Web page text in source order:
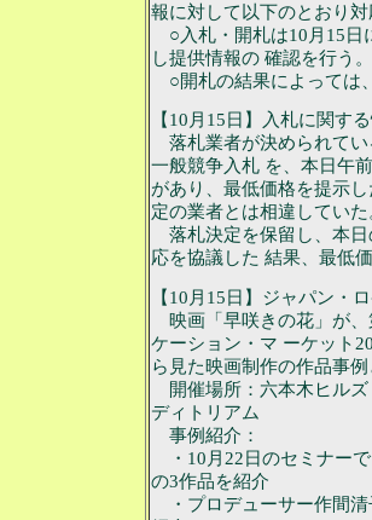
報に対して以下のとおり
○入札・開札は10月15日
し提供情報の 確認を行う。
○開札の結果によっては
【10月15日】入札に関す
落札業者が決められてい
一般競争入札 を、本日午
があり、最低価格を提示
定の業者とは相違していた
落札決定を保留し、本日
応を協議した 結果、最低
【10月15日】ジャパン・
映画「早咲きの花」が、
ケーション・マ ーケット
ら見た映画制作の作品事
開催場所：六本木ヒル
ディトリアム
事例紹介：
・10月22日のセミナー
の3作品を紹介
・プロデューサー作間清